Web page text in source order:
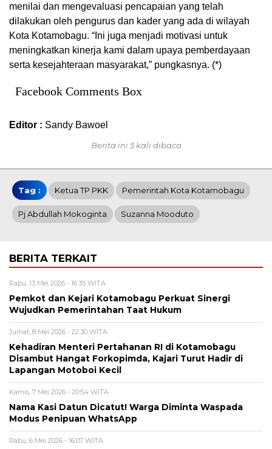
menilai dan mengevaluasi pencapaian yang telah
dilakukan oleh pengurus dan kader yang ada di wilayah
Kota Kotamobagu. “Ini juga menjadi motivasi untuk
meningkatkan kinerja kami dalam upaya pemberdayaan
serta kesejahteraan masyarakat,” pungkasnya. (*)
Facebook Comments Box
Editor : Sandy Bawoel
Berita ini 5 kali dibaca
Tag : Ketua TP PKK Pemerintah Kota Kotamobagu
Pj Abdullah Mokoginta Suzanna Mooduto
BERITA TERKAIT
Rabu, 13 Mei 2026 - 16:35 WITA
Pemkot dan Kejari Kotamobagu Perkuat Sinergi
Wujudkan Pemerintahan Taat Hukum
Jumat, 8 Mei 2026 - 22:30 WITA
Kehadiran Menteri Pertahanan RI di Kotamobagu
Disambut Hangat Forkopimda, Kajari Turut Hadir di
Lapangan Motoboi Kecil
Kamis, 7 Mei 2026 - 20:54 WITA
Nama Kasi Datun Dicatut! Warga Diminta Waspada
Modus Penipuan WhatsApp
Rabu, 6 Mei 2026 - 16:07 WITA